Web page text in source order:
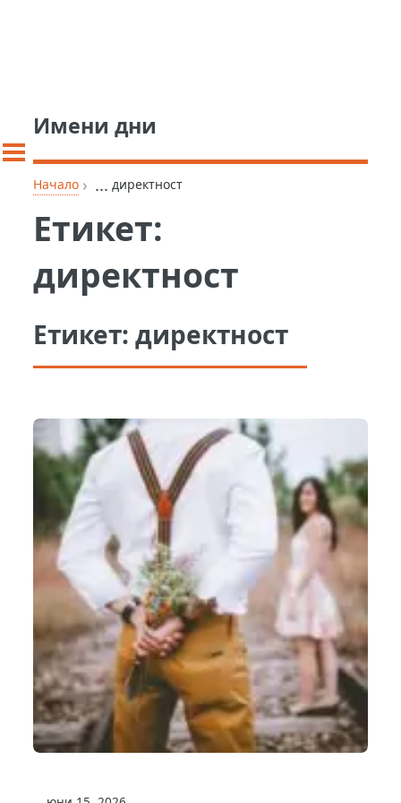
Имени дни
Начало › ... директност
Етикет:
директност
Етикет:директност